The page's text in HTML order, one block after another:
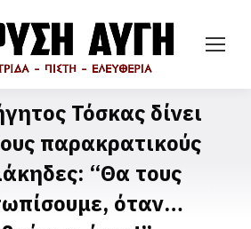
Τόσκας δίνει
παρακρατικούς
“Θα τους
όταν…